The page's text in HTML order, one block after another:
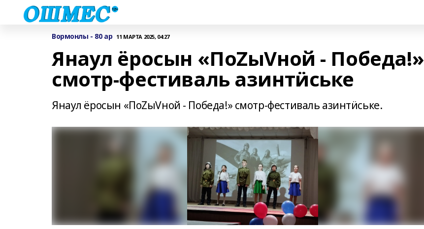
Вормонлы - 80 ар 11 МАРТА 2025, 04:27
Янаул ёросын «ПоZыVной - Победа!»
смотр-фестиваль азинтӥське
Янаул ёросын «ПоZыVной - Победа!» смотр-фестиваль азинтӥське.